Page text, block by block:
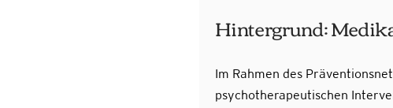
Hintergrund:
Im Rahmen des
psychotherapeutischen